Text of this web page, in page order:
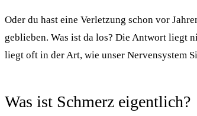
Oder du hast eine Verletzung schon vor
geblieben. Was ist da los? Die Antwort liegt
liegt oft in der Art, wie unser Nervensystem
Was ist Schmerz eigentlich?